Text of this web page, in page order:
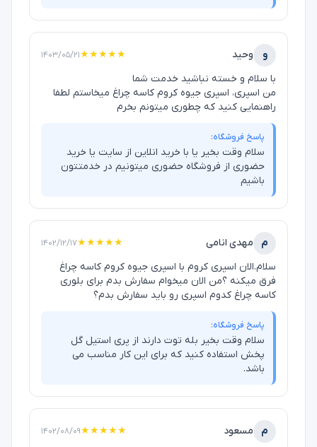
و وحید ★★★★★۱۴۰۳/۰۵/۲۱
با سلام و خسته نباشید خدمت شما
من اسپری، اسپری جیوه کروم کاسه چراغ میخاستم لطفا
راهنمایی کنید که چطوری میتونم بخرم
پاسخ فروشگاه:
سلام وقت بخیر یا با خرید انلاین از سایت یا خرید
حضوری از فروشگاه حضوری میتونیم در خدمتتون
باشیم
م مهدی انامی ★★★★★۱۴۰۲/۱۲/۱۷
سلام.الان اسپری کروم با اسپری جیوه کروم کاسه چراغ
فرق میکنه ؟من الان میخوام سفارش بدم برای بلوری
کاسه چراغ کدوم اسپری رو باید سفارش بدم؟
پاسخ فروشگاه:
سلام وقت بخیر بله توت دارند از پری استیل گل
پخش استفاده کنید که برای این کار مناسب می
باشد.
م مسعود ★★★★★۱۴۰۲/۰۸/۰۹